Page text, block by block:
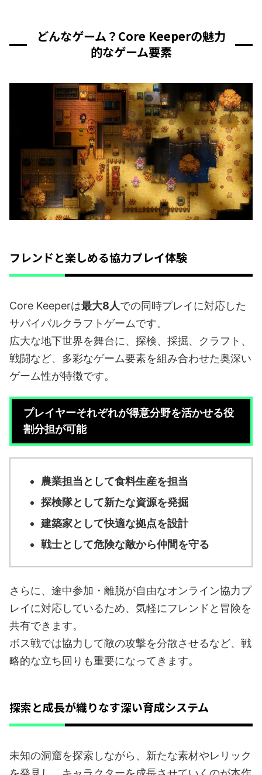
どんなゲーム？Core Keeperの魅力
的なゲーム要素
フレンドと楽しめる協力プレイ体験
Core Keeperは最大8人での同時プレイに対応した
サバイバルクラフトゲームです。
広大な地下世界を舞台に、探検、採掘、クラフト、
戦闘など、多彩なゲーム要素を組み合わせた奥深い
ゲーム性が特徴です。
プレイヤーそれぞれが得意分野を活かせる役
割分担が可能
農業担当として食料生産を担当
探検隊として新たな資源を発掘
建築家として快適な拠点を設計
戦士として危険な敵から仲間を守る
さらに、途中参加・離脱が自由なオンライン協力プ
レイに対応しているため、気軽にフレンドと冒険を
共有できます。
ボス戦では協力して敵の攻撃を分散させるなど、戦
略的な立ち回りも重要になってきます。
探索と成長が織りなす深い育成システム
未知の洞窟を探索しながら、新たな素材やレリック